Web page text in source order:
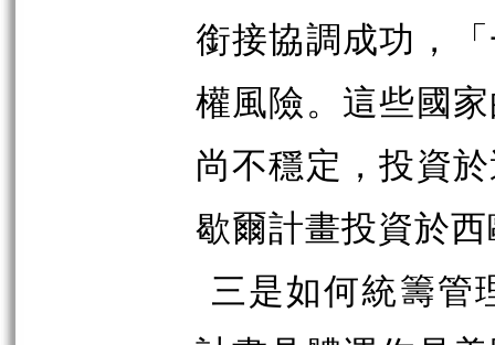
銜接協調成功，
權風險。這些國
尚不穩定，投資
歇爾計畫投資於
三是如何統籌管